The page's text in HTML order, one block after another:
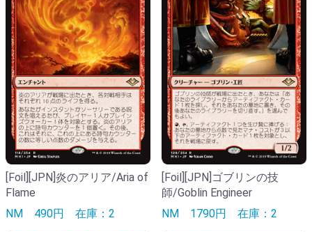
[Foil][JPN]炎のアリア/Aria of
Flame
NM 490円 在庫：2
[Foil][JPN]ゴブリンの技
師/Goblin Engineer
NM 1790円 在庫：2